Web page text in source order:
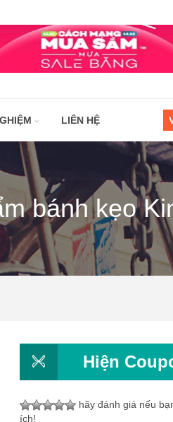
LIÊN HỆ
bánh kẹo
Hiện
hãy đánh giá nếu
ích!